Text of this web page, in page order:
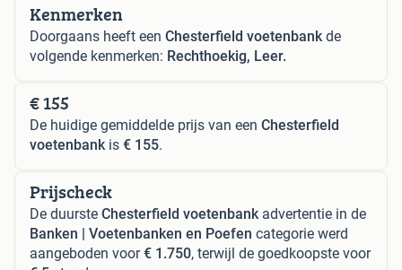
Kenmerken
Doorgaans heeft een Chesterfield voetenbankde
volgende kenmerken: Rechthoekig, Leer.
€ 155
De huidige gemiddelde prijs van een Chesterfield
voetenbankis € 155.
Prijscheck
De duurste Chesterfield voetenbankadvertentie in de
Banken | Voetenbanken en Poefen categorie werd
aangeboden voor€ 1.750, terwijl de goedkoopste voor